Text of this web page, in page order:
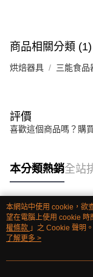
商品相關分類 (1)
烘焙器具 三能食品
評價
喜歡這個商品嗎？購
本分類熱銷全站
熱門標籤
本網站中使用 cookie，欲
望在電腦上使用 cookie 時
權條款 」之 Cookie 聲明
用條款之 Cookie 聲明使用
了解更多 >